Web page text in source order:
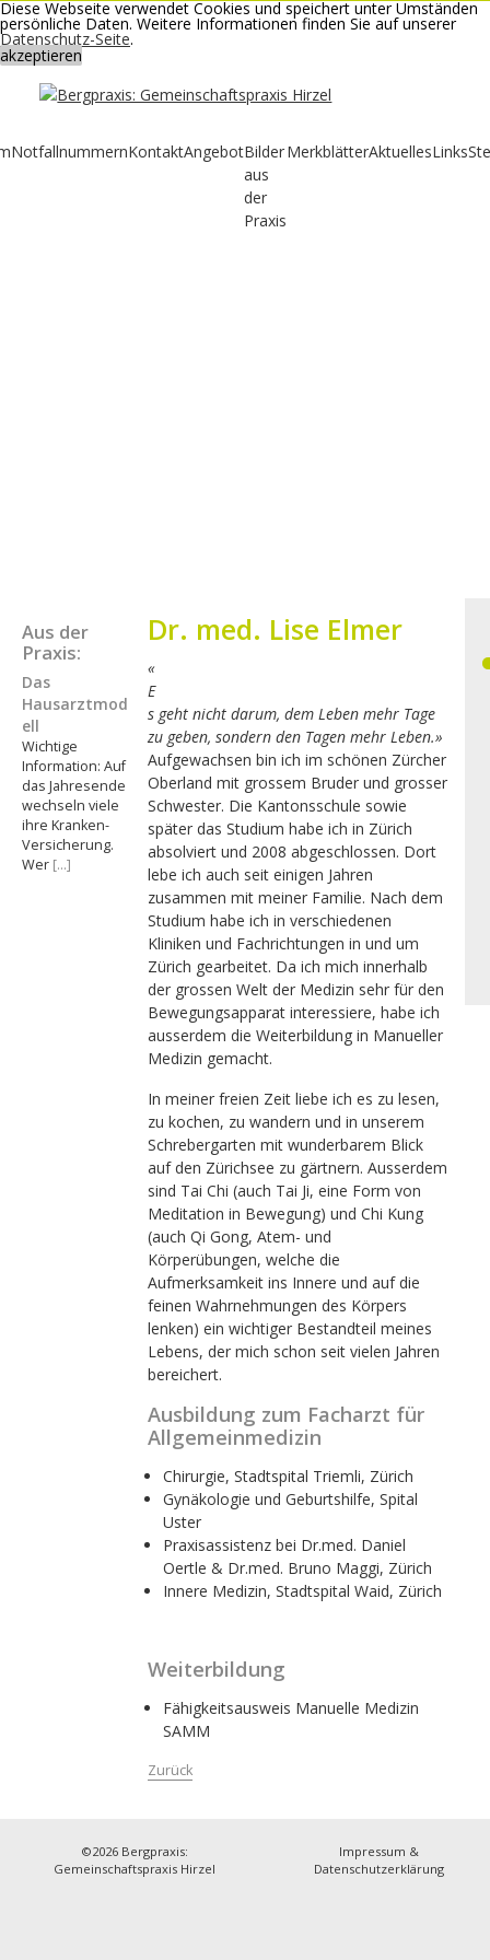
Diese Webseite verwendet Cookies und speichert unter Umständen
persönliche Daten. Weitere Informationen finden Sie auf unserer
Datenschutz-Seite.
akzeptieren
Bergpraxis:
NotfallnummernKontaktAngebotBilder
aus
der
Praxis
MerkblätterAktuellesLinks
Dr. med. Lise Elmer
«
E
s geht nicht darum, dem Leben mehr Tage
zu geben, sondern den Tagen mehr Leben.»
Aufgewachsen bin ich im schönen Zürcher
Oberland mit grossem Bruder und grosser
Schwester. Die Kantonsschule sowie
später das Studium habe ich in Zürich
absolviert und 2008 abgeschlossen. Dort
lebe ich auch seit einigen Jahren
zusammen mit meiner Familie. Nach dem
Studium habe ich in verschiedenen
Kliniken und Fachrichtungen in und um
Zürich gearbeitet. Da ich mich innerhalb
der grossen Welt der Medizin sehr für den
Bewegungsapparat interessiere, habe ich
ausserdem die Weiterbildung in Manueller
Medizin gemacht.
In meiner freien Zeit liebe ich es zu lesen,
zu kochen, zu wandern und in unserem
Schrebergarten mit wunderbarem Blick
auf den Zürichsee zu gärtnern. Ausserdem
sind Tai Chi (auch Tai Ji, eine Form von
Meditation in Bewegung) und Chi Kung
(auch Qi Gong, Atem- und
Körperübungen, welche die
Aufmerksamkeit ins Innere und auf die
feinen Wahrnehmungen des Körpers
lenken) ein wichtiger Bestandteil meines
Lebens, der mich schon seit vielen Jahren
bereichert.
Ausbildung zum Facharzt für
Allgemeinmedizin
Chirurgie, Stadtspital Triemli, Zürich
Gynäkologie und Geburtshilfe, Spital
Uster
Praxisassistenz bei Dr.med. Daniel
Oertle & Dr.med. Bruno Maggi, Zürich
Innere Medizin, Stadtspital Waid, Zürich
Weiterbildung
Fähigkeitsausweis Manuelle Medizin
SAMM
Zurück
Haupt-
Sidebar
(Primary)
Aus der
Praxis:
Das
Hausarztmod
ell
Wichtige
Information: Auf
das Jahresende
wechseln viele
ihre Kranken-
Versicherung.
Wer […]
©2026 Bergpraxis:
Gemeinschaftspraxis Hirzel
Impressum &
Datenschutzerklärung